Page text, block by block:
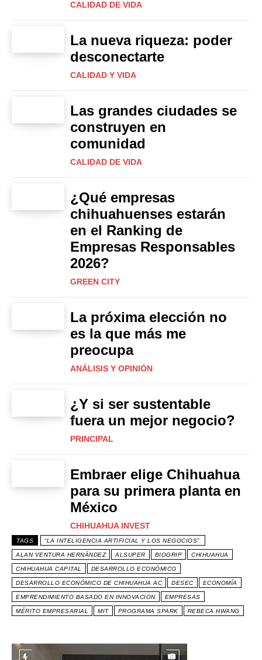
CALIDAD DE VIDA
La nueva riqueza: poder
desconectarte
CALIDAD Y VIDA
Las grandes ciudades se
construyen en
comunidad
CALIDAD DE VIDA
¿Qué empresas
chihuahuenses estarán
en el Ranking de
Empresas Responsables
2026?
GREEN CITY
La próxima elección no
es la que más me
preocupa
ANÁLISIS Y OPINIÓN
¿Y si ser sustentable
fuera un mejor negocio?
PRINCIPAL
Embraer elige Chihuahua
para su primera planta en
México
CHIHUAHUA INVEST
TAGS “LA INTELIGENCIA ARTIFICIAL Y LOS NEGOCIOS”.
ALAN VENTURA HERNÁNDEZ ALSUPER BIOGRIP CHIHUAHUA
CHIHUAHUA CAPITAL DESARROLLO ECONÓMICO
DESARROLLO ECONÓMICO DE CHIHUAHUA AC DESEC ECONOMÍA
EMPRENDIMIENTO BASADO EN INNOVACION EMPRESAS
MÉRITO EMPRESARIAL MIT PROGRAMA SPARK REBECA HWANG